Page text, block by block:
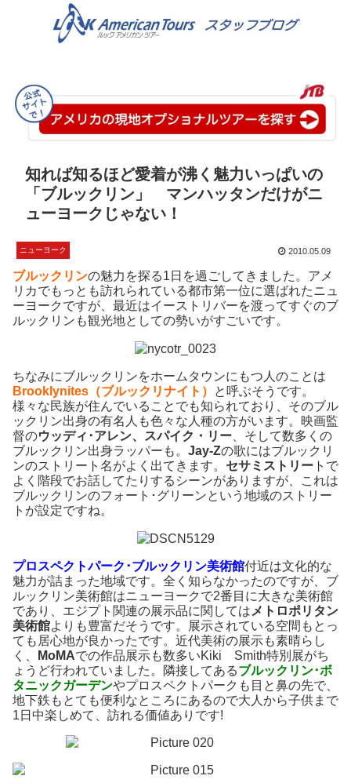
知れば知るほど愛着が沸く魅力いっぱいの
「ブルックリン」 マンハッタンだけがニ
ューヨークじゃない！
ニューヨーク 2010.05.09
ブルックリンの魅力を探る1日を過ごしてきました。アメ
リカでもっとも訪れられている都市第一位に選ばれたニュ
ーヨークですが、最近はイーストリバーを渡ってすぐのブ
ルックリンも観光地としての勢いがすごいです。
ちなみにブルックリンをホームタウンにもつ人のことは
Brooklynites（ブルックリナイト）
と呼ぶそうです。
様々な民族が住んでいることでも知られており、そのブル
ックリン出身の有名人も色々な人種の方がいます。映画監
督のウッディ･アレン、スパイク・リー 、そして数多くの
ブルックリン出身ラッパーも。 Jay-Zの歌にはブルックリ
ンのストリート名がよく出てきます。 セサミストリー トで
よく階段でお話してたりするシーンがありますが、これは
ブルックリンのフォート･グリーンという地域のストリー
トが設定ですね。
プロスペクトパーク･ブルックリン美術館付近は文化的な
魅力が詰まった地域です。全く知らなかったのですが、ブ
ルックリン美術館はニューヨークで2番目に大きな美術館
であり、エジプト関連の展示品に関してはメトロポリタン
美術館よりも豊富だそうです。展示されている空間もとっ
ても居心地が良かったです。近代美術の展示も素晴らし
く、
MoMAでの作品展示も数多いKiki Smith特別展がち
ょうど行われていました。隣接してあるブルックリン･ボ
タニックガーデンやプロスペクトパークも目と鼻の先で、
地下鉄もとても便利なところにあるので大人から子供まで
1日中楽しめて、訪れる価値ありです!